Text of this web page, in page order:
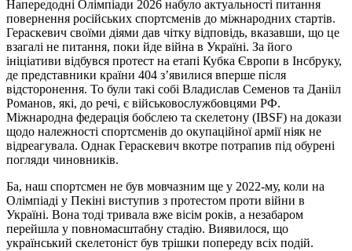
Напередодні Олімпіади 2026 набуло актуальності питання
повернення російських спортсменів до міжнародних стартів.
Гераскевич своїми діями дав чітку відповідь, вказавши, що це
взагалі не питання, поки йде війна в Україні. За його
ініціативи відбувся протест на етапі Кубка Європи в Інсбруку,
де представники країни 404 з’явилися вперше після
відсторонення. То були такі собі Владислав Семенов та Данііл
Романов, які, до речі, є військовослужбовцями РФ.
Міжнародна федерація бобслею та скелетону (IBSF) на докази
щодо належності спортсменів до окупаційної армії ніяк не
відреагувала. Однак Гераскевич вкотре потрапив під обурені
погляди чиновників.
Ба, наш спортсмен не був мовчазним ще у 2022-му, коли на
Олімпіаді у Пекіні виступив з протестом проти війни в
Україні. Вона тоді тривала вже вісім років, а незабаром
перейшла у повномасштабну стадію. Виявилося, що
український скелетоніст був трішки попереду всіх подій.